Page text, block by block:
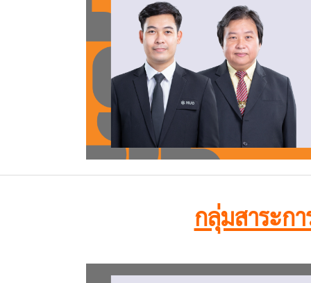
กลุ่มสาระก